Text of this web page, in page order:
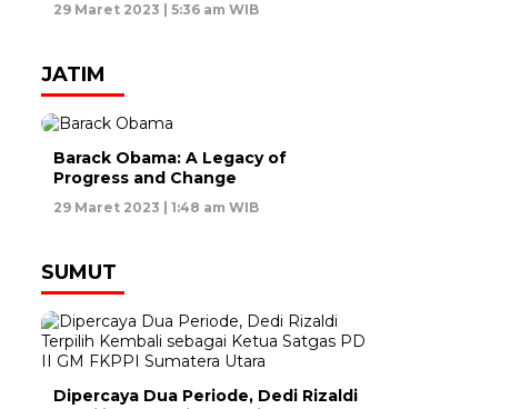
29 Maret 2023 | 5:36 am WIB
JATIM
Barack Obama: A Legacy of
Progress and Change
29 Maret 2023 | 1:48 am WIB
SUMUT
Dipercaya Dua Periode, Dedi Rizaldi